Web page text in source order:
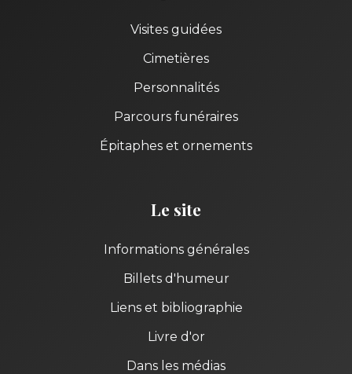
Visites guidées
Cimetières
Personnalités
Parcours funéraires
Épitaphes et ornements
Le site
Informations générales
Billets d'humeur
Liens et bibliographie
Livre d'or
Dans les médias